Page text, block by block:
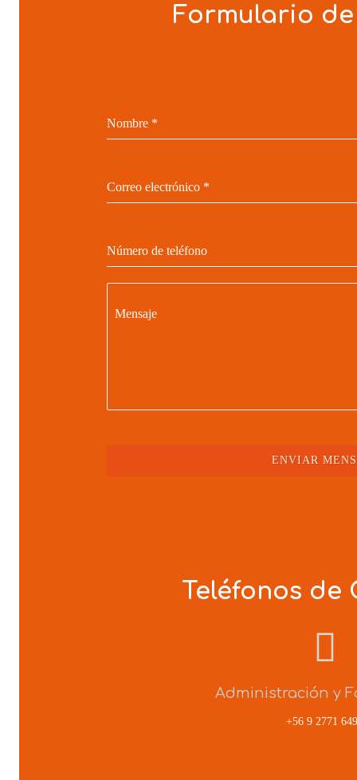
Formulario
Nombre *
Correo electrónico *
Número de teléfono
Mensaje
ENVIAR
Teléfonos de
Administración y
+56 9 2771